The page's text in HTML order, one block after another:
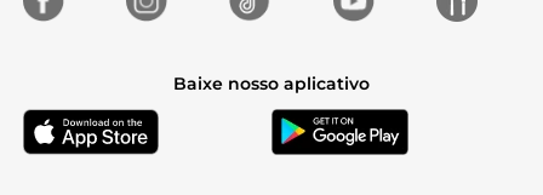
Baixe nosso aplicativo